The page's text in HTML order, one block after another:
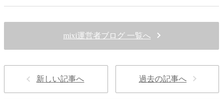
mixi運営者ブログ 一覧へ
新しい記事へ 過去の記事へ